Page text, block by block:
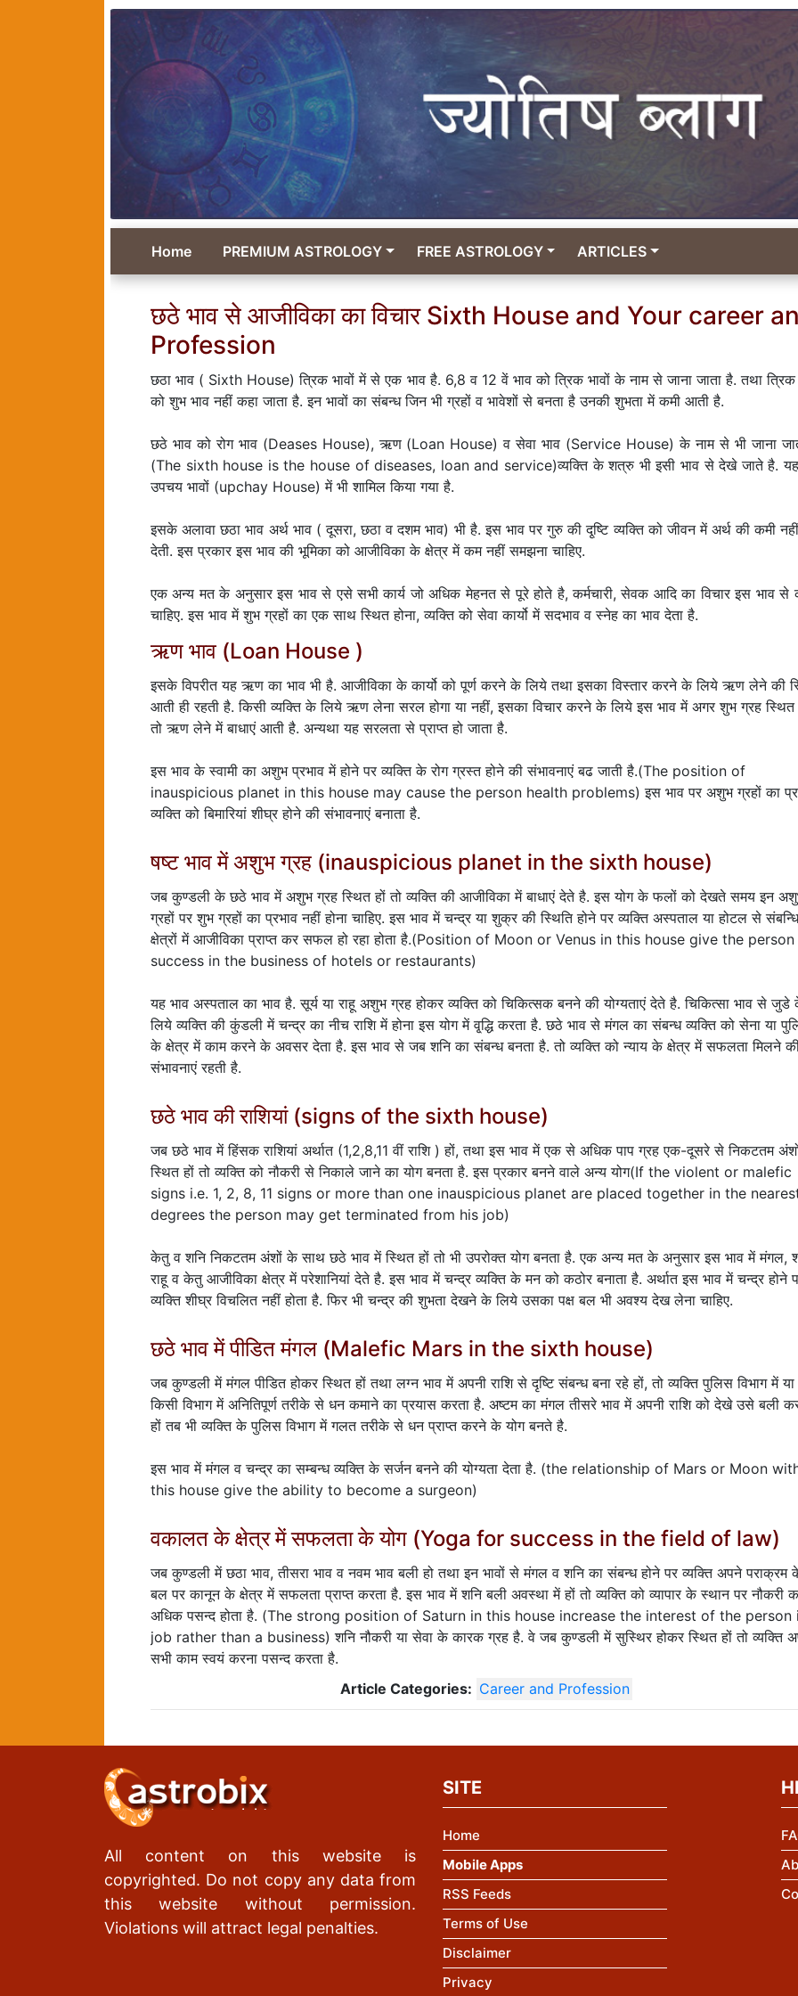
Home PREMIUM ASTROLOGY FREE ASTROLOGY ARTICLES
छठे भाव से आजीविका का विचार Sixth House and Your career
Profession
छठा भाव ( Sixth House) त्रिक भावों में से एक भाव है. 6,8 व 12 वें भाव को त्रिक भावों के नाम से जाना जाता है. तथा त्रिक
को शुभ भाव नहीं कहा जाता है. इन भावों का संबन्ध जिन भी ग्रहों व भावेशों से बनता है उनकी शुभता में कमी आती है.
छठे भाव को रोग भाव (Deases House), ऋण (Loan House) व सेवा भाव (Service House) के नाम से भी जाना
(The sixth house is the house of diseases, loan and service)व्यक्ति के शत्रु भी इसी भाव से देखे जाते है. यह
उपचय भावों (upchay House) में भी शामिल किया गया है.
इसके अलावा छठा भाव अर्थ भाव ( दूसरा, छठा व दशम भाव) भी है. इस भाव पर गुरु की दृ्ष्टि व्यक्ति को जीवन में अर्थ की कमी
देती. इस प्रकार इस भाव की भूमिका को आजीविका के क्षेत्र में कम नहीं समझना चाहिए.
एक अन्य मत के अनुसार इस भाव से एसे सभी कार्य जो अधिक मेहनत से पूरे होते है, कर्मचारी, सेवक आदि का विचार इस भाव से
चाहिए. इस भाव में शुभ ग्रहों का एक साथ स्थित होना, व्यक्ति को सेवा कार्यो में सदभाव व स्नेह का भाव देता है.
ऋण भाव (Loan House )
इसके विपरीत यह ऋण का भाव भी है. आजीविका के कार्यो को पूर्ण करने के लिये तथा इसका विस्तार करने के लिये ऋण लेने की
आती ही रहती है. किसी व्यक्ति के लिये ऋण लेना सरल होगा या नहीं, इसका विचार करने के लिये इस भाव में अगर शुभ ग्रह स्थित
तो ऋण लेने में बाधाएं आती है. अन्यथा यह सरलता से प्राप्त हो जाता है.
इस भाव के स्वामी का अशुभ प्रभाव में होने पर व्यक्ति के रोग ग्रस्त होने की संभावनाएं बढ जाती है.(The position of
inauspicious planet in this house may cause the person health problems) इस भाव पर अशुभ ग्रहों का
व्यक्ति को बिमारियां शीघ्र होने की संभावनाएं बनाता है.
षष्ट भाव में अशुभ ग्रह (inauspicious planet in the sixth house)
जब कुण्डली के छठे भाव में अशुभ ग्रह स्थित हों तो व्यक्ति की आजीविका में बाधाएं देते है. इस योग के फलों को देखते समय इन
ग्रहों पर शुभ ग्रहों का प्रभाव नहीं होना चाहिए. इस भाव में चन्द्र या शुक्र की स्थिति होने पर व्यक्ति अस्पताल या होटल से
क्षेत्रों में आजीविका प्राप्त कर सफल हो रहा होता है.(Position of Moon or Venus in this house give the person
success in the business of hotels or restaurants)
यह भाव अस्पताल का भाव है. सूर्य या राहू अशुभ ग्रह होकर व्यक्ति को चिकित्सक बनने की योग्यताएं देते है. चिकित्सा भाव से जुडे
लिये व्यक्ति की कुंडली में चन्द्र का नीच राशि में होना इस योग में वृ्द्धि करता है. छठे भाव से मंगल का संबन्ध व्यक्ति को सेना या
के क्षेत्र में काम करने के अवसर देता है. इस भाव से जब शनि का संबन्ध बनता है. तो व्यक्ति को न्याय के क्षेत्र में सफलता मिलने
संभावनाएं रहती है.
छठे भाव की राशियां (signs of the sixth house)
जब छठे भाव में हिंसक राशियां अर्थात (1,2,8,11 वीं राशि ) हों, तथा इस भाव में एक से अधिक पाप ग्रह एक-दूसरे से निकटतम
स्थित हों तो व्यक्ति को नौकरी से निकाले जाने का योग बनता है. इस प्रकार बनने वाले अन्य योग(If the violent or malefic
signs i.e. 1, 2, 8, 11 signs or more than one inauspicious planet are placed together in the
degrees the person may get terminated from his job)
केतु व शनि निकटतम अंशों के साथ छठे भाव में स्थित हों तो भी उपरोक्त योग बनता है. एक अन्य मत के अनुसार इस भाव में मंगल,
राहू व केतु आजीविका क्षेत्र में परेशानियां देते है. इस भाव में चन्द्र व्यक्ति के मन को कठोर बनाता है. अर्थात इस भाव में चन्द्र होने
व्यक्ति शीघ्र विचलित नहीं होता है. फिर भी चन्द्र की शुभता देखने के लिये उसका पक्ष बल भी अवश्य देख लेना चाहिए.
छठे भाव में पीडित मंगल (Malefic Mars in the sixth house)
जब कुण्डली में मंगल पीडित होकर स्थित हों तथा लग्न भाव में अपनी राशि से दृष्टि संबन्ध बना रहे हों, तो व्यक्ति पुलिस विभाग में
किसी विभाग में अनितिपूर्ण तरीके से धन कमाने का प्रयास करता है. अष्टम का मंगल तीसरे भाव में अपनी राशि को देखे उसे बली
हों तब भी व्यक्ति के पुलिस विभाग में गलत तरीके से धन प्राप्त करने के योग बनते है.
इस भाव में मंगल व चन्द्र का सम्बन्ध व्यक्ति के सर्जन बनने की योग्यता देता है. (the relationship of Mars or Moon
this house give the ability to become a surgeon)
वकालत के क्षेत्र में सफलता के योग (Yoga for success in the field of law)
जब कुण्डली में छठा भाव, तीसरा भाव व नवम भाव बली हो तथा इन भावों से मंगल व शनि का संबन्ध होने पर व्यक्ति अपने पराक्रम
बल पर कानून के क्षेत्र में सफलता प्राप्त करता है. इस भाव में शनि बली अवस्था में हों तो व्यक्ति को व्यापार के स्थान पर नौकरी
अधिक पसन्द होता है. (The strong position of Saturn in this house increase the interest of the person
job rather than a business) शनि नौकरी या सेवा के कारक ग्रह है. वे जब कुण्डली में सुस्थिर होकर स्थित हों तो व्यक्ति
सभी काम स्वयं करना पसन्द करता है.
Article Categories: Career and Profession
All content on this website is
copyrighted. Do not copy any data from
this website without permission.
Violations will attract legal penalties.
SITE
Home
Mobile Apps
RSS Feeds
Terms of Use
Disclaimer
Privacy